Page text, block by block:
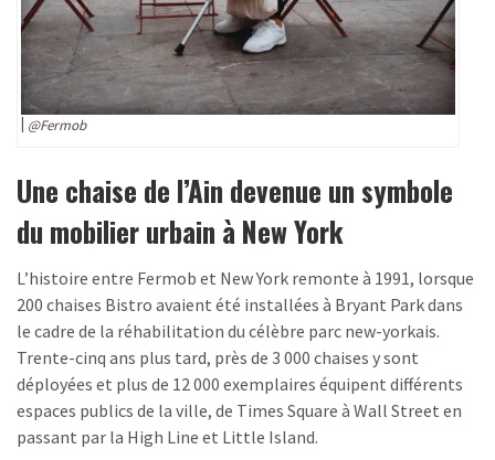
@Fermob
Une chaise de l’Ain devenue un symbole
du mobilier urbain à New York
L’histoire entre Fermob et New York remonte à 1991, lorsque
200 chaises Bistro avaient été installées à Bryant Park dans
le cadre de la réhabilitation du célèbre parc new-yorkais.
Trente-cinq ans plus tard, près de 3 000 chaises y sont
déployées et plus de 12 000 exemplaires équipent différents
espaces publics de la ville, de Times Square à Wall Street en
passant par la High Line et Little Island.